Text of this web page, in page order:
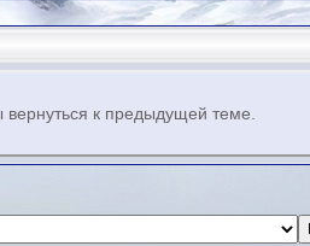
к предыдущей теме.